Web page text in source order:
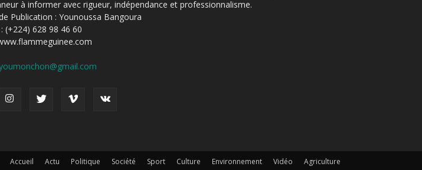
à informer avec rigueur, indépendance et professionnalisme.
Publication : Younoussa Bangoura
(+224) 628 98 46 60
Accueil Actu Politique Société Sport Culture Environnement Vidéo Agriculture